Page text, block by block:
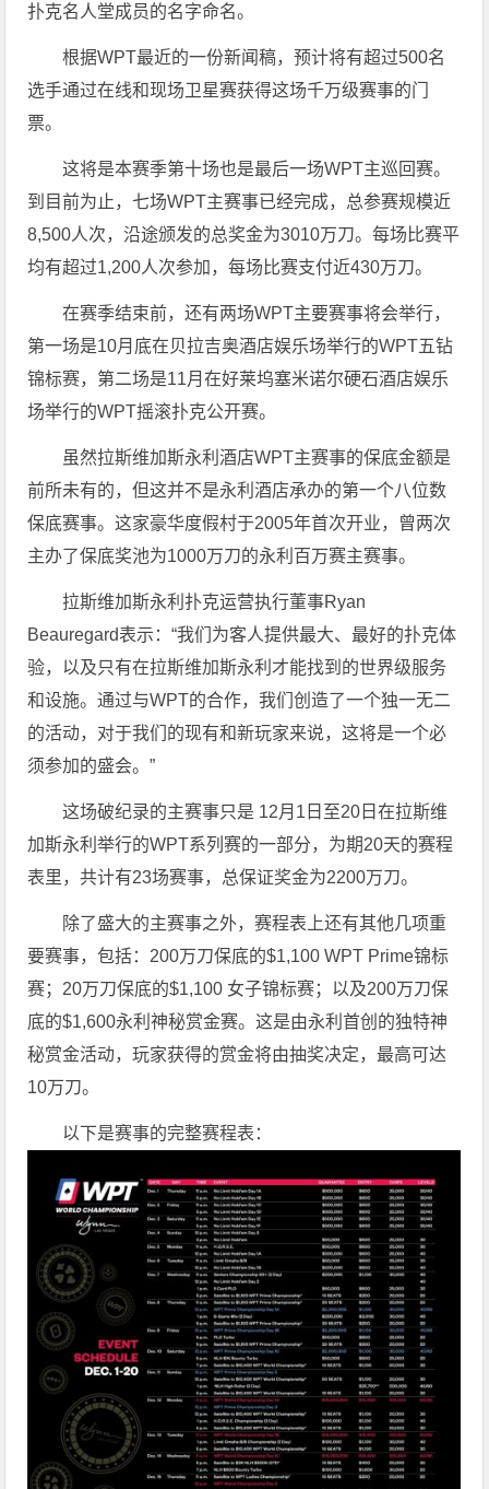
扑克名人堂成员的名字命名。
根据WPT最近的一份新闻稿，预计将有超过500名
选手通过在线和现场卫星赛获得这场千万级赛事的门
票。
这将是本赛季第十场也是最后一场WPT主巡回赛。
到目前为止，七场WPT主赛事已经完成，总参赛规模近
8,500人次，沿途颁发的总奖金为3010万刀。每场比赛平
均有超过1,200人次参加，每场比赛支付近430万刀。
在赛季结束前，还有两场WPT主要赛事将会举行，
第一场是10月底在贝拉吉奥酒店娱乐场举行的WPT五钻
锦标赛，第二场是11月在好莱坞塞米诺尔硬石酒店娱乐
场举行的WPT摇滚扑克公开赛。
虽然拉斯维加斯永利酒店WPT主赛事的保底金额是
前所未有的，但这并不是永利酒店承办的第一个八位数
保底赛事。这家豪华度假村于2005年首次开业，曾两次
主办了保底奖池为1000万刀的永利百万赛主赛事。
拉斯维加斯永利扑克运营执行董事Ryan
Beauregard表示：“我们为客人提供最大、最好的扑克体
验，以及只有在拉斯维加斯永利才能找到的世界级服务
和设施。通过与WPT的合作，我们创造了一个独一无二
的活动，对于我们的现有和新玩家来说，这将是一个必
须参加的盛会。”
这场破纪录的主赛事只是 12月1日至20日在拉斯维
加斯永利举行的WPT系列赛的一部分，为期20天的赛程
表里，共计有23场赛事，总保证奖金为2200万刀。
除了盛大的主赛事之外，赛程表上还有其他几项重
要赛事，包括：200万刀保底的$1,100 WPT Prime锦标
赛；20万刀保底的$1,100 女子锦标赛；以及200万刀保
底的$1,600永利神秘赏金赛。这是由永利首创的独特神
秘赏金活动，玩家获得的赏金将由抽奖决定，最高可达
10万刀。
以下是赛事的完整赛程表：